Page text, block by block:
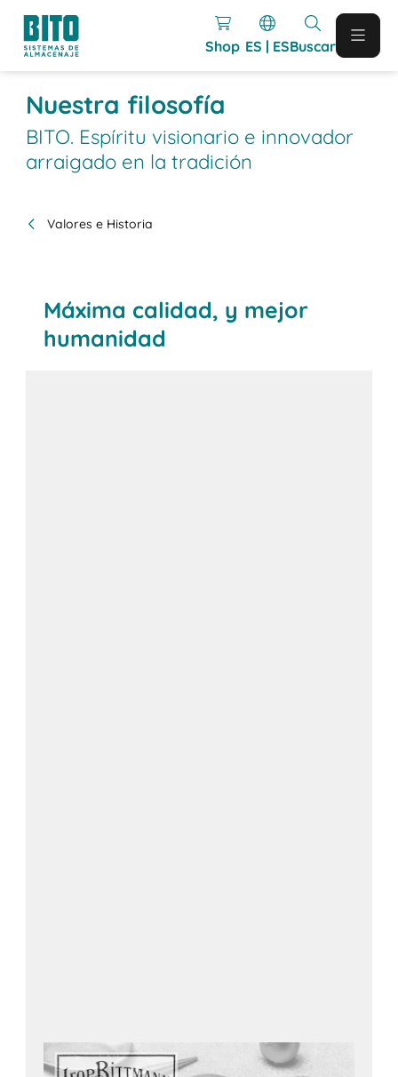
Shop ES | ESBuscar
Nuestra filosofía
BITO. Espíritu visionario e innovador
arraigado en la tradición
Valores e Historia
Máxima calidad, y mejor
humanidad